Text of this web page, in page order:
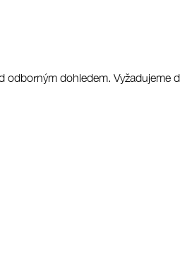
dohledem. Vyžadujeme